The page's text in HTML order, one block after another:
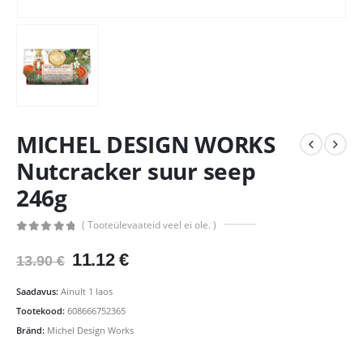
MICHEL DESIGN WORKS
Nutcracker suur seep
246g
( Tooteülevaateid veel ei ole. )
13.90€ Algne
oli:
13.90 €.
11.12 €Praegune
Saadavus: Ainult 1 laos
Tootekood: 608666752365
Bränd: Michel Design Works